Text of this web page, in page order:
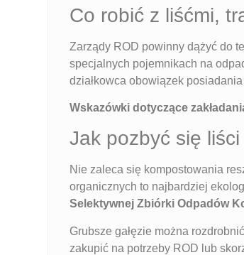
Co robić z liśćmi,
Zarządy ROD powinny dążyć do
specjalnych pojemnikach na
działkowca obowiązek
Wskazówki dotyczące
Jak pozbyć się
Nie zaleca się kompostowania
organicznych to najbardziej
Selektywnej Zbiórki Odpadów
Grubsze gałęzie można
zakupić na potrzeby ROD lub